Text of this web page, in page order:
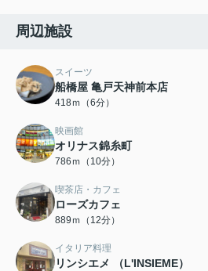
周辺施設
スイーツ
船橋屋 亀戸天神前本店
418ｍ（6分）
映画館
オリナス錦糸町
786ｍ（10分）
喫茶店・カフェ
ローズカフェ
889ｍ（12分）
イタリア料理
リンシエメ （L'INSIEME）